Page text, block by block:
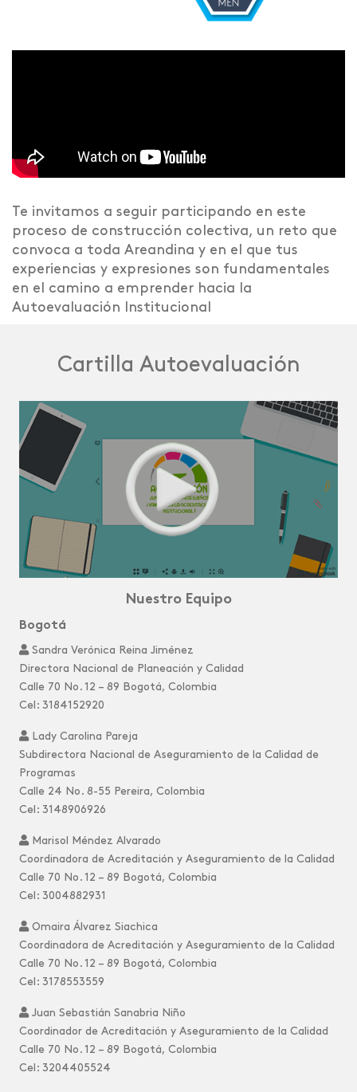
Te invitamos a seguir participando en este
proceso de construcción colectiva, un reto que
convoca a toda Areandina y en el que tus
experiencias y expresiones son fundamentales
en el camino a emprender hacia la
Autoevaluación Institucional
Cartilla Autoevaluación
Nuestro Equipo
Bogotá
Sandra Verónica Reina Jiménez
Directora Nacional de Planeación y Calidad
Calle 70 No. 12 – 89 Bogotá, Colombia
Cel: 3184152920
Lady Carolina Pareja
Subdirectora Nacional de Aseguramiento de la Calidad de
Programas
Calle 24 No. 8-55 Pereira, Colombia
Cel: 3148906926
Marisol Méndez Alvarado
Coordinadora de Acreditación y Aseguramiento de la Calidad
Calle 70 No. 12 – 89 Bogotá, Colombia
Cel: 3004882931
Omaira Álvarez Siachica
Coordinadora de Acreditación y Aseguramiento de la Calidad
Calle 70 No. 12 – 89 Bogotá, Colombia
Cel: 3178553559
Juan Sebastián Sanabria Niño
Coordinador de Acreditación y Aseguramiento de la Calidad
Calle 70 No. 12 – 89 Bogotá, Colombia
Cel: 3204405524